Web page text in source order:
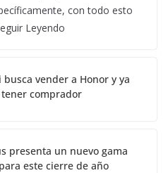
con todo esto
Leyendo
busca vender a Honor y ya
comprador
presenta un nuevo gama
este cierre de año